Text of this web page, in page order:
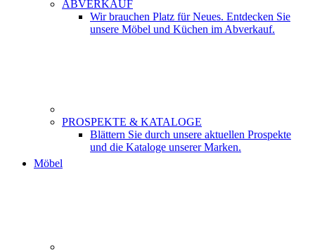
ABVERKAUF
Wir brauchen Platz für Neues. Entdecken Sie
unsere Möbel und Küchen im Abverkauf.
PROSPEKTE & KATALOGE
Blättern Sie durch unsere aktuellen Prospekte
und die Kataloge unserer Marken.
Möbel